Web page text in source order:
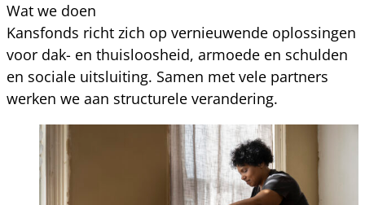
Wat we doen
Kansfonds richt zich op vernieuwende oplossingen
voor dak- en thuisloosheid, armoede en schulden
en sociale uitsluiting. Samen met vele partners
werken we aan structurele verandering.